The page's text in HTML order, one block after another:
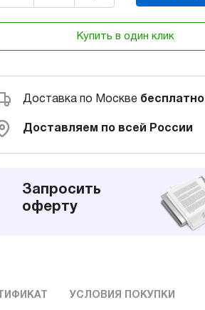
Купить в один клик
Доставка по Москве бесплатно
Доставляем по всей России
Запросить
оферту
УСЛОВИЯ ПОКУПКИ